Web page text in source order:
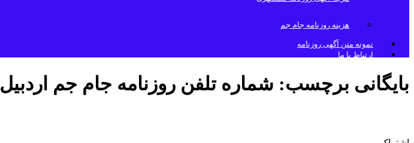
هزینه روزنامه جام جم
نمونه متن آگهی روزنامه
ارتباط با ما
بایگانی برچسب: شماره تلفن روزنامه جام جم اردبیل